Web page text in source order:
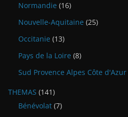
Normandie (16)
Nouvelle-Aquitaine (25)
Occitanie (13)
Pays de la Loire (8)
Sud Provence Alpes Côte d'Azur
THEMAS (141)
Bénévolat (7)